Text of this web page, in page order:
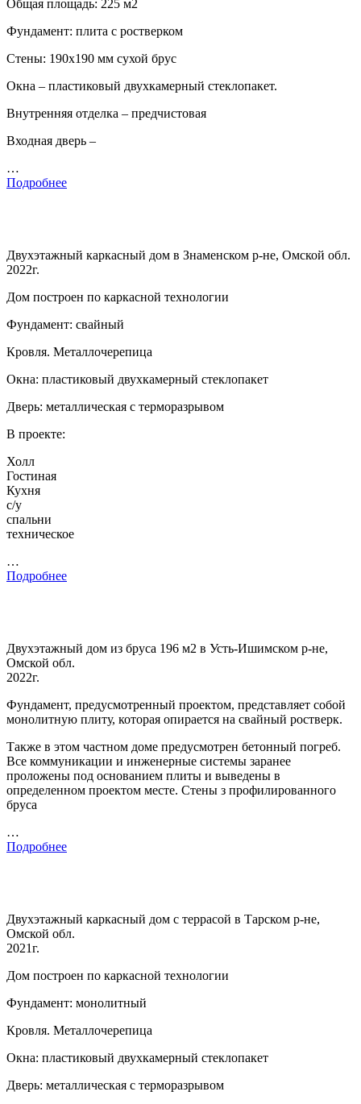
Общая площадь: 225 м2
Фундамент: плита с ростверком
Стены: 190х190 мм сухой брус
Окна – пластиковый двухкамерный стеклопакет.
Внутренняя отделка – предчистовая
Входная дверь –
…
Подробнее
Двухэтажный каркасный дом в Знаменском р-не, Омской обл.
2022г.
Дом построен по каркасной технологии
Фундамент: свайный
Кровля. Металлочерепица
Окна: пластиковый двухкамерный стеклопакет
Дверь: металлическая с терморазрывом
В проекте:
Холл
Гостиная
Кухня
с/у
спальни
техническое
…
Подробнее
Двухэтажный дом из бруса 196 м2 в Усть-Ишимском р-не,
Омской обл.
2022г.
Фундамент, предусмотренный проектом, представляет собой
монолитную плиту, которая опирается на свайный ростверк.
Также в этом частном доме предусмотрен бетонный погреб.
Все коммуникации и инженерные системы заранее
проложены под основанием плиты и выведены в
определенном проектом месте. Стены з профилированного
бруса
…
Подробнее
Двухэтажный каркасный дом с террасой в Тарском р-не,
Омской обл.
2021г.
Дом построен по каркасной технологии
Фундамент: монолитный
Кровля. Металлочерепица
Окна: пластиковый двухкамерный стеклопакет
Дверь: металлическая с терморазрывом